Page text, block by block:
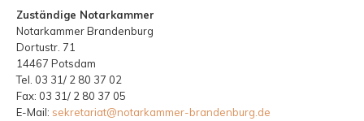
Zuständige Notarkammer
Notarkammer Brandenburg
Dortustr. 71
14467 Potsdam
Tel. 03 31/ 2 80 37 02
Fax: 03 31/ 2 80 37 05
E-Mail: sekretariat@notarkammer-brandenburg.de